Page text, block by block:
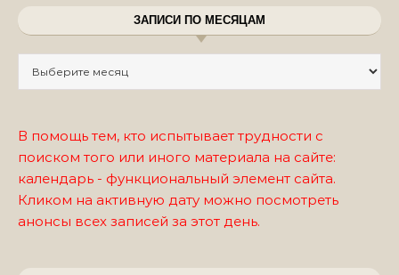
ЗАПИСИ ПО МЕСЯЦАМ
В помощь тем, кто испытывает трудности с
поиском того или иного материала на сайте:
календарь - функциональный элемент сайта.
Кликом на активную дату можно посмотреть
анонсы всех записей за этот день.